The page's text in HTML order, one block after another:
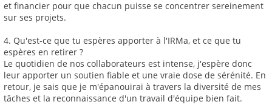
et financier pour que chacun puisse se concentrer sereinement
sur ses projets.
4. Qu'est-ce que tu espères apporter à l'IRMa, et ce que tu
espères en retirer ?
Le quotidien de nos collaborateurs est intense, j'espère donc
leur apporter un soutien fiable et une vraie dose de sérénité. En
retour, je sais que je m'épanouirai à travers la diversité de mes
tâches et la reconnaissance d'un travail d'équipe bien fait.